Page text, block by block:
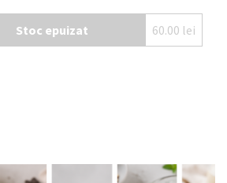
Stoc epuizat 60.00 lei